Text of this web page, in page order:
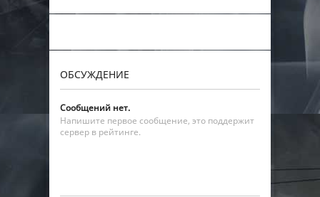
ОБСУЖДЕНИЕ
Сообщений нет.
Напишите первое сообщение, это поддержит
сервер в рейтинге.